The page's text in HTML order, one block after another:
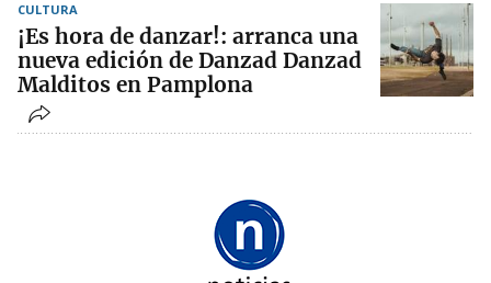
CULTURA
¡Es hora de danzar!: arranca una
nueva edición de Danzad Danzad
Malditos en Pamplona